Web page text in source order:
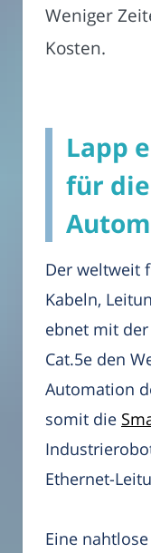
Weniger
Kosten.
Lapp
für
Der weltweit
Kabeln,
ebnet mit der
Cat.5e den
Automation
somit die
Ethernet-
Eine